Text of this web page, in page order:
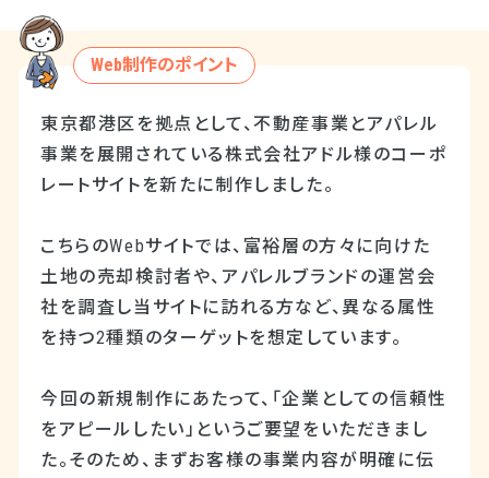
Web制作のポイント
東京都港区を拠点として、不動産事業とアパレル
事業を展開されている株式会社アドル様のコーポ
レートサイトを新たに制作しました。
こちらのWebサイトでは、富裕層の方々に向けた
土地の売却検討者や、アパレルブランドの運営会
社を調査し当サイトに訪れる方など、異なる属性
を持つ2種類のターゲットを想定しています。
今回の新規制作にあたって、「企業としての信頼性
をアピールしたい」というご要望をいただきまし
た。そのため、まずお客様の事業内容が明確に伝